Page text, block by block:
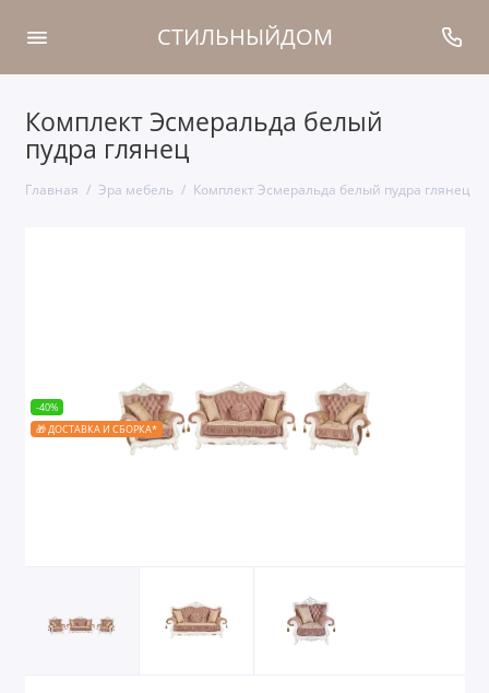
СТИЛЬНЫЙДОМ
Комплект Эсмеральда белый
пудра глянец
Главная Эра мебель Комплект Эсмеральда белый пудра глянец
-40%
🎁 ДОСТАВКА И СБОРКА*